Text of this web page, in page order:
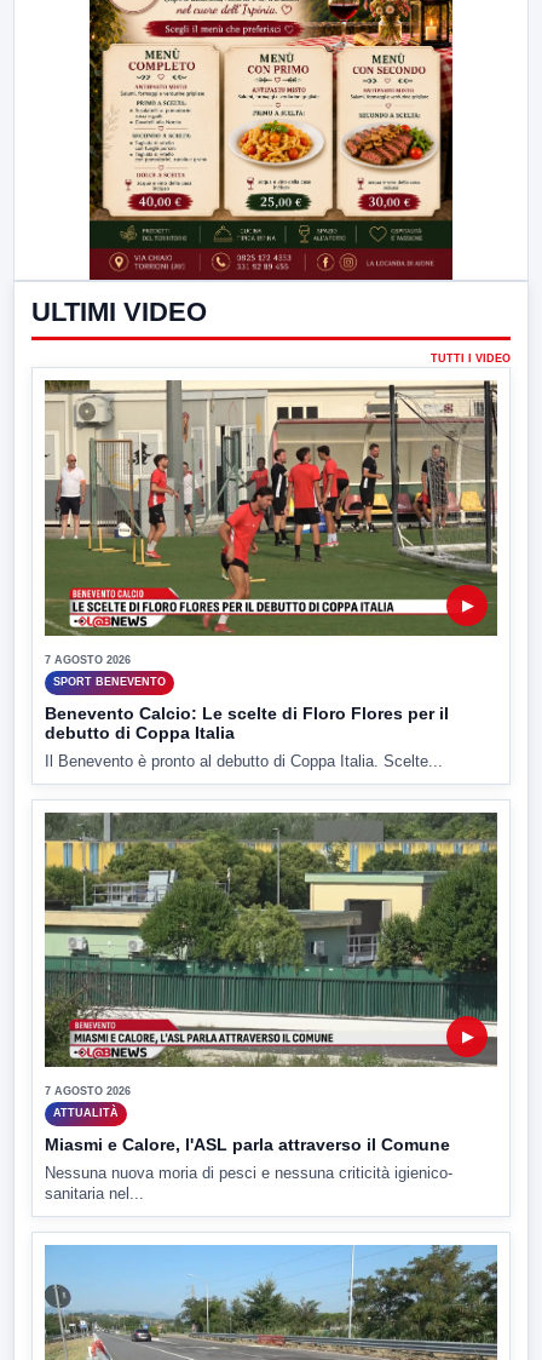
ULTIMI VIDEO
TUTTI I VIDEO
▶
7 AGOSTO 2026
SPORT BENEVENTO
Benevento Calcio: Le scelte di Floro Flores per il
debutto di Coppa Italia
Il Benevento è pronto al debutto di Coppa Italia. Scelte...
▶
7 AGOSTO 2026
ATTUALITÀ
Miasmi e Calore, l'ASL parla attraverso il Comune
Nessuna nuova moria di pesci e nessuna criticità igienico-
sanitaria nel...